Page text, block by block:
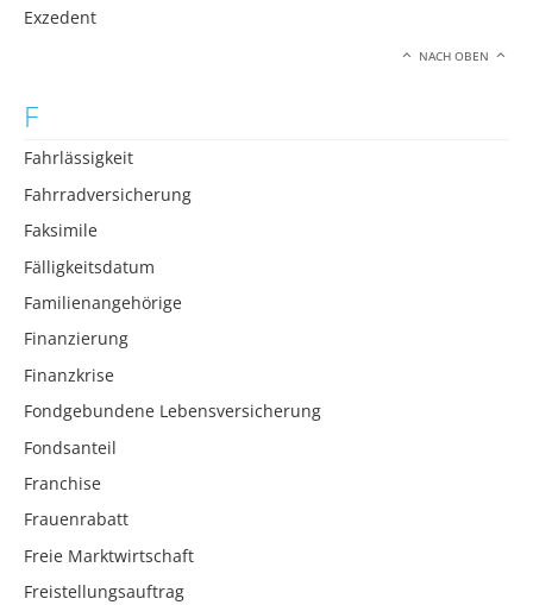
Exzedent
NACH OBEN
F
Fahrlässigkeit
Fahrradversicherung
Faksimile
Fälligkeitsdatum
Familienangehörige
Finanzierung
Finanzkrise
Fondgebundene Lebensversicherung
Fondsanteil
Franchise
Frauenrabatt
Freie Marktwirtschaft
Freistellungsauftrag